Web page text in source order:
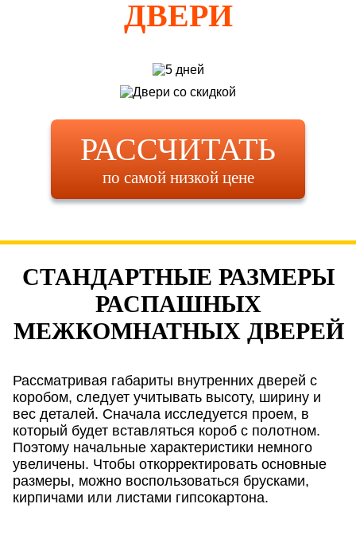
ДВЕРИ
РАССЧИТАТЬ
по самой низкой цене
СТАНДАРТНЫЕ РАЗМЕРЫ
РАСПАШНЫХ
МЕЖКОМНАТНЫХ ДВЕРЕЙ
Рассматривая габариты внутренних дверей с
коробом, следует учитывать высоту, ширину и
вес деталей. Сначала исследуется проем, в
который будет вставляться короб с полотном.
Поэтому начальные характеристики немного
увеличены. Чтобы откорректировать основные
размеры, можно воспользоваться брусками,
кирпичами или листами гипсокартона.